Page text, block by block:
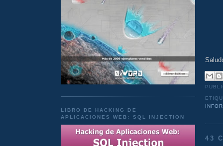
LIBRO DE HACKING DE
APLICACIONES WEB: SQL INJECTION
43